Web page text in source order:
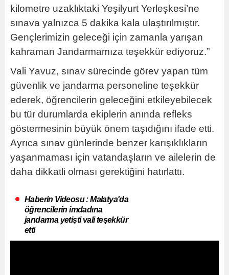
kilometre uzaklıktaki Yeşilyurt Yerleşkesi’ne
sınava yalnızca 5 dakika kala ulaştırılmıştır.
Gençlerimizin geleceği için zamanla yarışan
kahraman Jandarmamıza teşekkür ediyoruz.”
Vali Yavuz, sınav sürecinde görev yapan tüm
güvenlik ve jandarma personeline teşekkür
ederek, öğrencilerin geleceğini etkileyebilecek
bu tür durumlarda ekiplerin anında refleks
göstermesinin büyük önem taşıdığını ifade etti.
Ayrıca sınav günlerinde benzer karışıklıkların
yaşanmaması için vatandaşların ve ailelerin de
daha dikkatli olması gerektiğini hatırlattı.
Haberin Videosu : Malatya'da
öğrencilerin imdadına
jandarma yetişti vali teşekkür
etti